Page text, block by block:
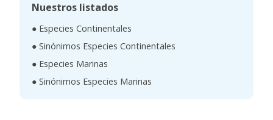
Nuestros listados
● Especies Continentales
● Sinónimos Especies Continentales
● Especies Marinas
● Sinónimos Especies Marinas